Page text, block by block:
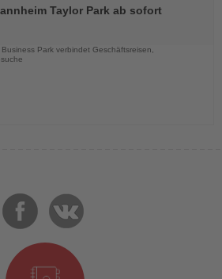
Taylor Park ab sofort
Park verbindet Geschäftsreisen,